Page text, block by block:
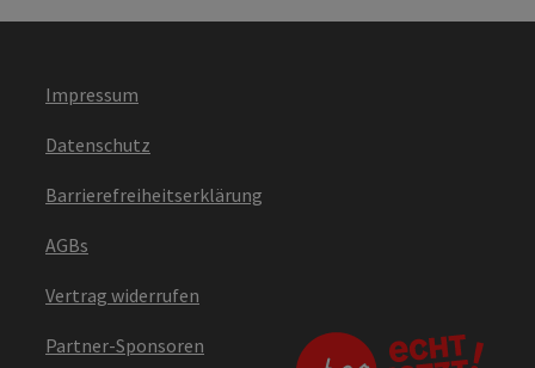
Impressum
Datenschutz
Barrierefreiheitserklärung
AGBs
Vertrag widerrufen
Partner-Sponsoren